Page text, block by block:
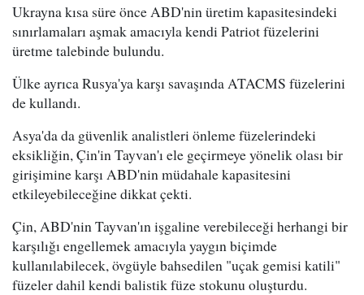
Ukrayna kısa süre önce ABD'nin üretim kapasitesindeki
sınırlamaları aşmak amacıyla kendi Patriot füzelerini
üretme talebinde bulundu.
Ülke ayrıca Rusya'ya karşı savaşında ATACMS füzelerini
de kullandı.
Asya'da da güvenlik analistleri önleme füzelerindeki
eksikliğin, Çin'in Tayvan'ı ele geçirmeye yönelik olası bir
girişimine karşı ABD'nin müdahale kapasitesini
etkileyebileceğine dikkat çekti.
Çin, ABD'nin Tayvan'ın işgaline verebileceği herhangi bir
karşılığı engellemek amacıyla yaygın biçimde
kullanılabilecek, övgüyle bahsedilen "uçak gemisi katili"
füzeler dahil kendi balistik füze stokunu oluşturdu.